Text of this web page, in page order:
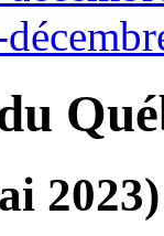
2023)